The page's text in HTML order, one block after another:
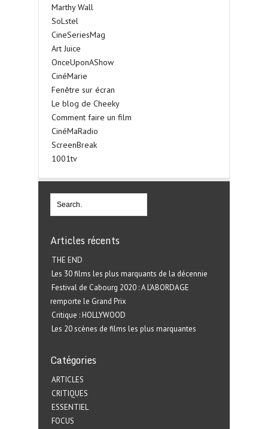
Marthy Wall
SoLstel
CineSeriesMag
Art Juice
OnceUponAShow
CinéMarie
Fenêtre sur écran
Le blog de Cheeky
Comment faire un film
CinéMaRadio
ScreenBreak
1001tv
Articles récents
THE END
Les 30 films les plus marquants de la décennie
Festival de Cabourg 2020 : A L’ABORDAGE
remporte le Grand Prix
Critique : HOLLYWOOD
Les 20 scènes de films les plus marquantes
Catégories
ARTICLES
CRITIQUES
ESSENTIEL
FOCUS